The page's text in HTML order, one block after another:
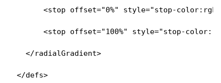
<stop offset="0%" style="stop-
<stop offset="100%" style="stop-
    </radialGradient>
  </defs>